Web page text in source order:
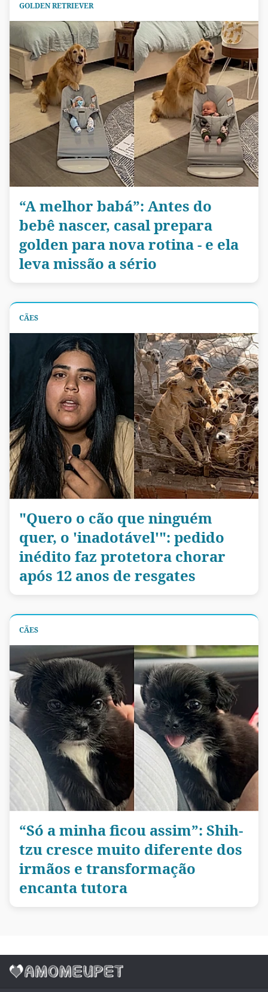
GOLDEN RETRIEVER
“A melhor babá”: Antes do
bebê nascer, casal prepara
golden para nova rotina - e ela
leva missão a sério
CÃES
"Quero o cão que ninguém
quer, o 'inadotável'": pedido
inédito faz protetora chorar
após 12 anos de resgates
CÃES
“Só a minha ficou assim”: Shih-
tzu cresce muito diferente dos
irmãos e transformação
encanta tutora